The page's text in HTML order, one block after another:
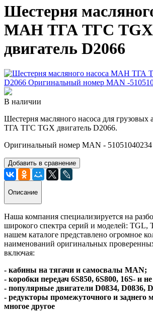
Шестерня
МАН ТГА ТГС TGX
двигатель D2066
В наличии
Шестерня масляного насоса для
ТГА ТГС TGX двигатель D2066.
Оригинальный номер MAN - 51051040234
Добавить в сравнение
Описание
Наша компания специализируется на
широкого спектра серий и моделей:
нашем каталоге представлено огромное
наименований оригинальных
включая:
- кабины на тягачи и самосвалы MAN;
- коробки передач 6S850, 6S800, 16S- и
- популярные двигатели D0834, D0836,
- редукторы промежуточного и заднего
многое другое